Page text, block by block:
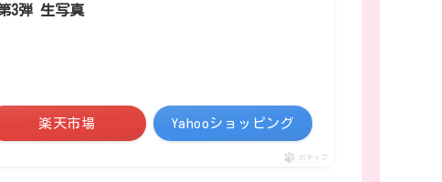
3弾 生写真
楽天市場 Yahooショッピング
ポチップ